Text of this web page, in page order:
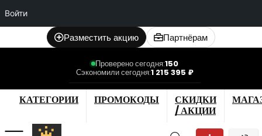
Войти
Разместить акцию Партнёрам
Проверено сегодня:150
Сэкономили сегодня:1 215 395 ₽
КАТЕГОРИИ ПРОМОКОДЫ
СКИДКИ
/ АКЦИИ